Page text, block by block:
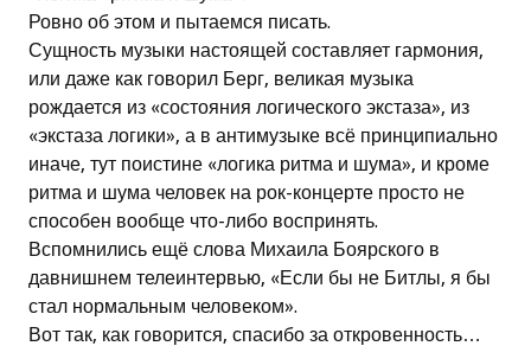
Ровно об этом и пытаемся писать.
Сущность музыки настоящей составляет гармония,
или даже как говорил Берг, великая музыка
рождается из «состояния логического экстаза», из
«экстаза логики», а в антимузыке всё принципиально
иначе, тут поистине «логика ритма и шума», и кроме
ритма и шума человек на рок-концерте просто не
способен вообще что-либо воспринять.
Вспомнились ещё слова Михаила Боярского в
давнишнем телеинтервью, «Если бы не Битлы, я бы
стал нормальным человеком».
Вот так, как говорится, спасибо за откровенность…